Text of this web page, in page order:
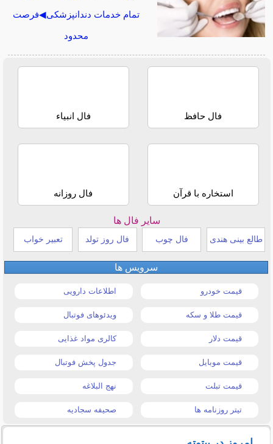
تمام خدمات دندانپزشکی◀فرصت
محدود
فال حافظ فال انبیاء
استخاره با قرآن فال روزانه
سایر فال ها
طالع بینی هندی فال چوب فال روز تولد تعبیر خواب
سرویس ها
قیمت خودرو اطلاعات دارویی
قیمت طلا و سکه ویدئوهای فوتبال
قیمت دلار کالری مواد غذایی
قیمت موبایل جدول پخش فوتبال
قیمت تبلت نهج البلاغه
تیتر روزنامه ها صحیفه سجادیه